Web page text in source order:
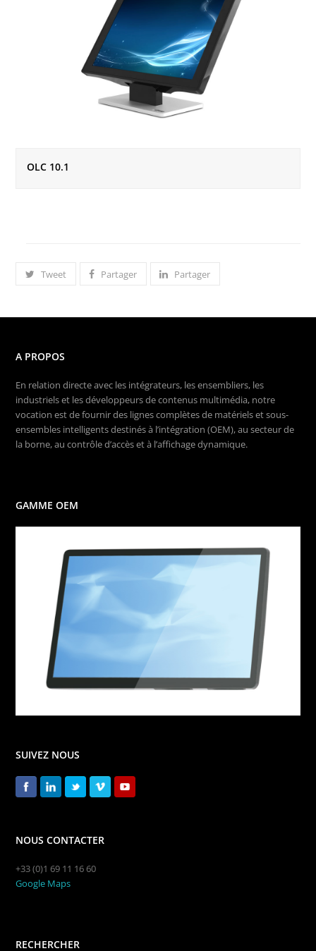
OLC 10.1
Tweet Partager Partager
A PROPOS
En relation directe avec les intégrateurs, les ensembliers, les
industriels et les développeurs de contenus multimédia, notre
vocation est de fournir des lignes complètes de matériels et sous-
ensembles intelligents destinés à l’intégration (OEM), au secteur de
la borne, au contrôle d’accès et à l’affichage dynamique.
GAMME OEM
SUIVEZ NOUS
NOUS CONTACTER
+33 (0)1 69 11 16 60
Google Maps
RECHERCHER